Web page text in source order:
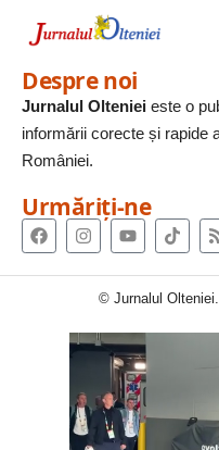
Despre noi
Jurnalul Olteniei este o
informării corecte și rapide
României.
Urmăriți-ne
© Jurnalul